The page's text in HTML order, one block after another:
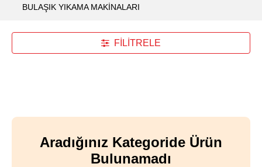
BULAŞIK YIKAMA MAKİNALARI
FİLİTRELE
Aradığınız Kategoride Ürün
Bulunamadı